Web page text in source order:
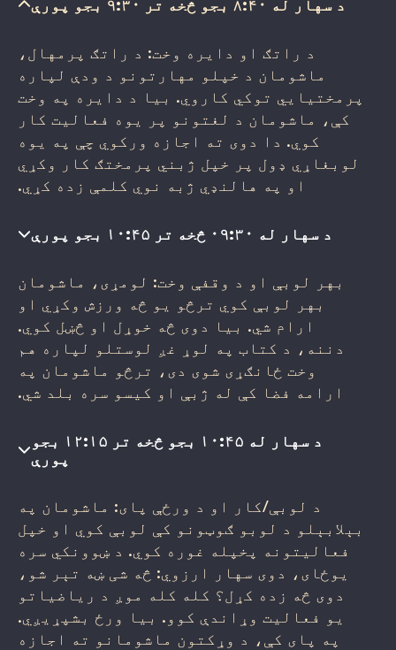
د سهار له ۸:۴۰ بجو څخه تر ۹:۳۰ بجو پورې
د راتګ او دایره وخت: د راتګ پرمهال،
ماشومان د خپلو مهارتونو د ودې لپاره
پرمختیایي توکي کاروي. بیا د دایره په وخت
کې، ماشومان د لغتونو پر یوه فعالیت کار
کوي. دا دوی ته اجازه ورکوي چې په یوه
لوبغاړي ډول پر خپل ژبني پرمختګ کار وکړي
او په هالنډي ژبه نوي کلمې زده کړي.
د سهار له ۰۹:۳۰ څخه تر ۱۰:۴۵ بجو پورې
بهر لوبې او د وقفې وخت: لومړی، ماشومان
بهر لوبې کوي ترڅو یو څه ورزش وکړي او
ارام شي. بیا دوی څه خوړل او څښل کوي.
دننه، د کتاب په لوړ غږ لوستلو لپاره هم
وخت ځانګړی شوی دی، ترڅو ماشومان په
ارامه فضا کې له ژبې او کیسو سره بلد شي.
د سهار له ۱۰:۴۵ بجو څخه تر ۱۲:۱۵ بجو
پورې
د لوبې/کار او د ورځې پای: ماشومان په
بېلابېلو د لوبو ګوټونو کې لوبې کوي او خپل
فعالیتونه پخپله غوره کوي. د ښوونکي سره
یوځای، دوی سهار ارزوي: څه شی ښه تېر شو،
دوی څه زده کړل؟ کله کله موږ د ریاضیاتو
یو فعالیت وړاندې کوو. بیا ورځ بشپړیږي.
په پای کې، د وړکتون ماشومانو ته اجازه